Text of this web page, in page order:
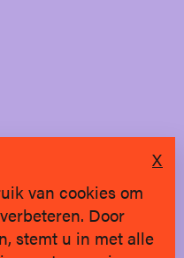
van cookies om
Door
stemt u in met alle
X